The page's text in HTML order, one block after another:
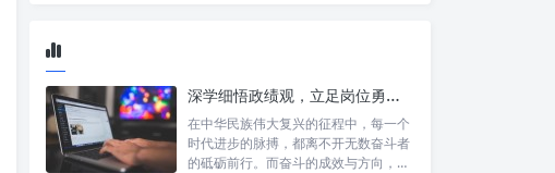
深学细悟政绩观，立足岗位勇争先：新时代奋斗者的思想指引与实践航标
在中华民族伟大复兴的征程中，每一个
时代进步的脉搏，都离不开无数奋斗者
的砥砺前行。而奋斗的成效与方向，又